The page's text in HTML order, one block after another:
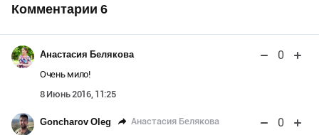
Комментарии 6
Анастасия Белякова 0
Очень мило!
8 Июнь 2016, 11:25
Goncharov Oleg Анастасия Белякова 0